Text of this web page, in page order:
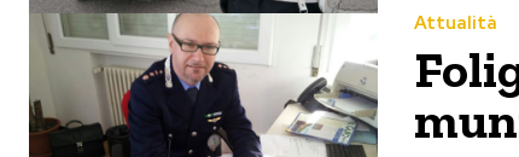
Attualità